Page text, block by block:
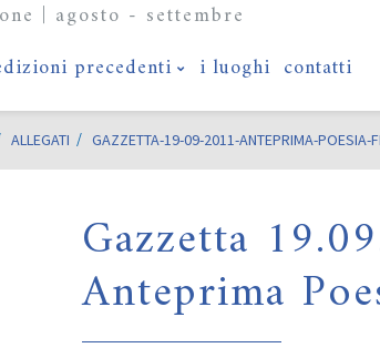
| agosto - settembre
precedenti i luoghi contatti
ALLEGATI GAZZETTA-19-09-2011-ANTEPRIMA-POESIA-
Gazzetta
Anteprima